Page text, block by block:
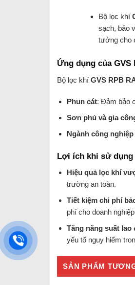
Bộ lọc khí
sạch, bảo
tưởng cho
Ứng dụng của GVS
Bộ lọc khí GVS RPB
Phun cát: Đảm bảo
Sơn phủ và gia
Ngành công
Lợi ích khi sử dụng
Hiệu quả lọc khí
trường an toàn.
Tiết kiệm chi phí
phí cho doanh
Tăng năng suất lao
yếu tố nguy hiểm
SẢN PHẨM